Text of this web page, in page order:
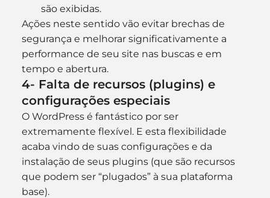
são exibidas.
Ações neste sentido vão evitar brechas de
segurança e melhorar significativamente a
performance de seu site nas buscas e em
tempo e abertura.
4- Falta de recursos (plugins) e
configurações especiais
O WordPress é fantástico por ser
extremamente flexível. E esta flexibilidade
acaba vindo de suas configurações e da
instalação de seus plugins (que são recursos
que podem ser “plugados” à sua plataforma
base).